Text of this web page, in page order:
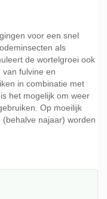
voor een snel
als
de wortelgroei ook
fulvine en
in combinatie met
het mogelijk om weer
Op moeilijk
najaar) worden